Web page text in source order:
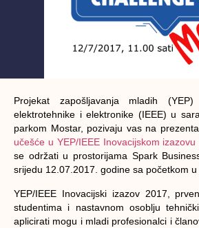
Projekat zapošljavanja mladih
elektrotehnike i elektronike (IEEE) u
parkom Mostar, pozivaju vas na
učešće u YEP/IEEE Inovacijskom izazovu
se održati u prostorijama Spark
srijedu 12.07.2017. godine sa početkom u
YEP/IEEE Inovacijski izazov 2017,
studentima i nastavnom osoblju
aplicirati mogu i mladi profesionalci i